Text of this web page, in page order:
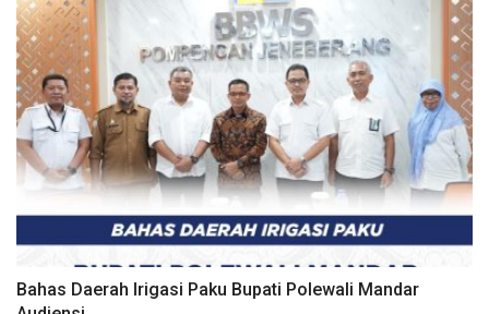
Bahas Daerah Irigasi Paku Bupati Polewali Mandar